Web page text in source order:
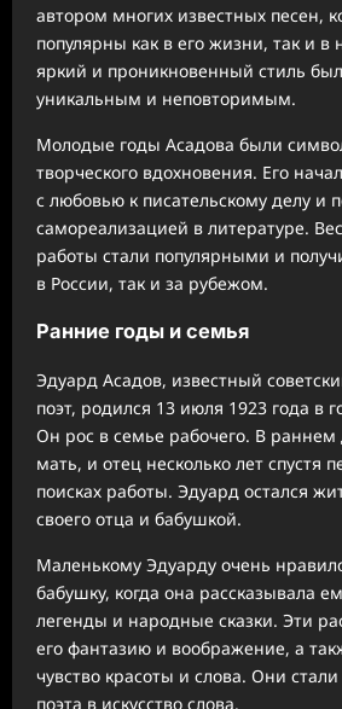
автором многих известных песен,
популярны как в его жизни, так и
яркий и проникновенный стиль
уникальным и неповторимым.
Молодые годы Асадова были
творческого вдохновения. Его
с любовью к писательскому делу и
самореализацией в литературе.
работы стали популярными и
в России, так и за рубежом.
Ранние годы и семья
Эдуард Асадов, известный
поэт, родился 13 июля 1923 года в
Он рос в семье рабочего. В раннем
мать, и отец несколько лет спустя
поисках работы. Эдуард остался
своего отца и бабушкой.
Маленькому Эдуарду очень
бабушку, когда она рассказывала
легенды и народные сказки. Эти
его фантазию и воображение, а
чувство красоты и слова. Они
поэта в искусство слова.